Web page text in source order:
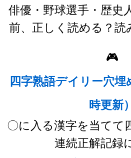
俳優・野球選手・歴史
前、正しく読める？読
🎮
四字熟語デイリー穴
時更新）
〇に入る漢字を当てて
連続正解記録